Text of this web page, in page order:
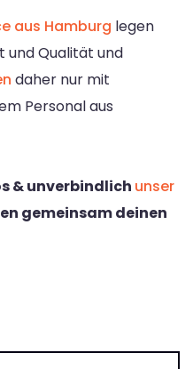
aus Hamburg legen
und Qualität und
daher nur mit
Personal aus
& unverbindlich unser
gemeinsam deinen